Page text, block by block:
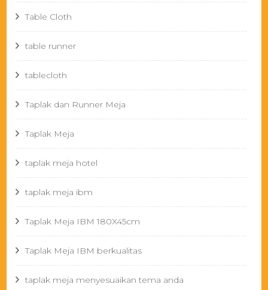
Table Cloth
table runner
tablecloth
Taplak dan Runner Meja
Taplak Meja
taplak meja hotel
taplak meja ibm
Taplak Meja IBM 180X45cm
Taplak Meja IBM berkualitas
taplak meja menyesuaikan tema anda